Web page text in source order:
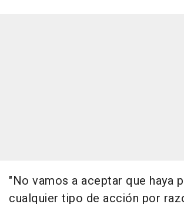
"No vamos a aceptar que haya
cualquier tipo de acción por